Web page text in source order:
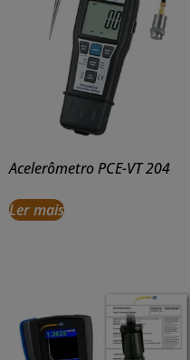
Acelerômetro PCE-VT 204
Ler mais